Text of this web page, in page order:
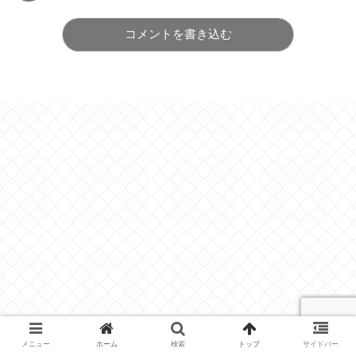
コメントを書き込む
メニュー ホーム 検索 トップ サイドバー